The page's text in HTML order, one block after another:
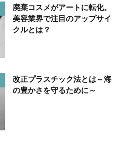
廃棄コスメがアートに転化。
美容業界で注目のアップサイ
クルとは？
改正プラスチック法とは～海
の豊かさを守るために～